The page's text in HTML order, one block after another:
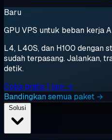
Baru
GPU VPS untuk beban kerja
L4, L40S, dan H100 dengan
sudah terpasang. Jalankan,
detik.
Coba gratis 1 jam →
Bandingkan semua paket →